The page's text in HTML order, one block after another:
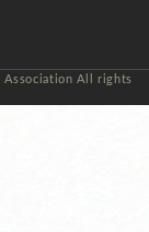
Association All rights